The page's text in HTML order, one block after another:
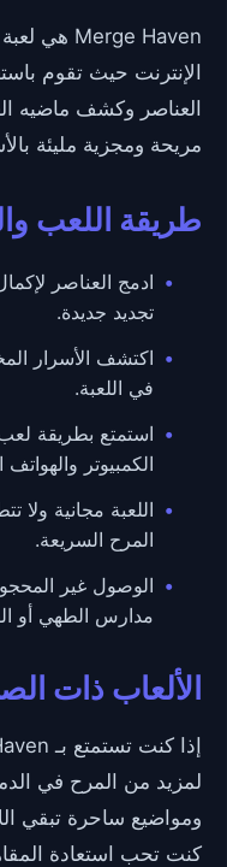
الإنترنت حيث تقوم
العناصر وكشف ماضيه
مريحة ومجزية مليئة
طريقة اللعب
ادمج العناصر
تجديد جديدة.
اكتشف الأسرار
في اللعبة.
استمتع بطريقة
الكمبيوتر والهواتف
اللعبة مجانية ولا
المرح السريعة.
الوصول غير
مدارس الطهي أو
الألعاب ذات
إذا كنت تستمتع بـ Merge Haven، جرب
لمزيد من المرح في
ومواضيع ساحرة تبقي
كنت تحب استعادة